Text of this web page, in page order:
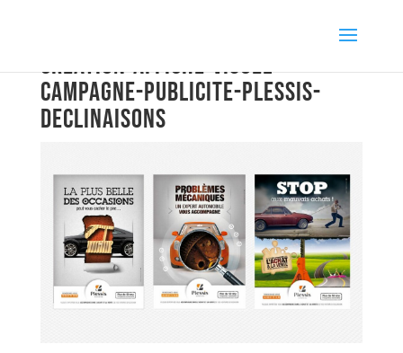
creation-affiche-visuel-
campagne-publicite-plessis-
declinaisons